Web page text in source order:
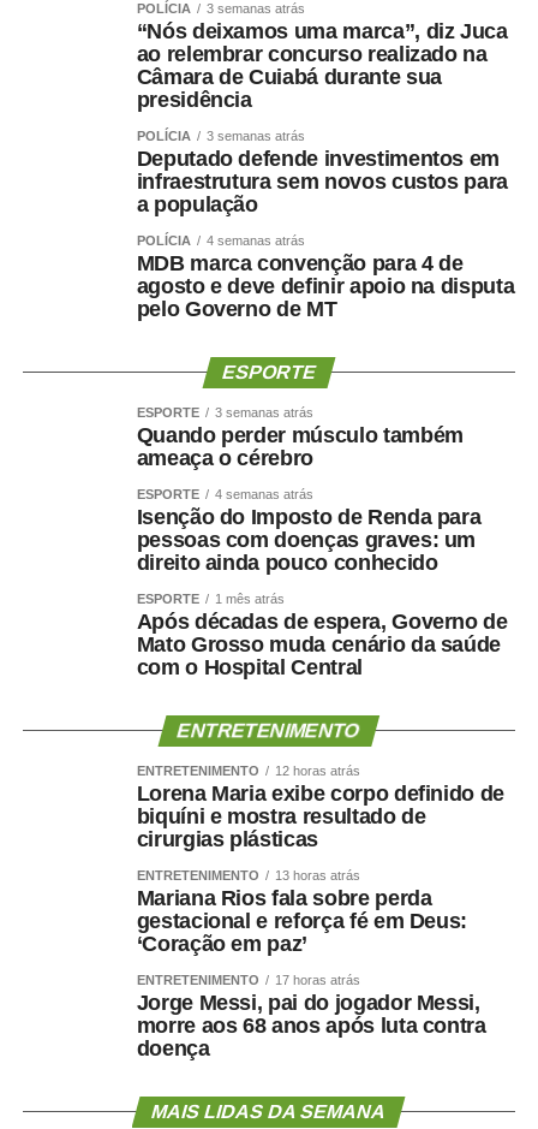
POLÍCIA 3 semanas atrás
“Nós deixamos uma marca”, diz Juca
ao relembrar concurso realizado na
Câmara de Cuiabá durante sua
presidência
POLÍCIA 3 semanas atrás
Deputado defende investimentos em
infraestrutura sem novos custos para
a população
POLÍCIA 4 semanas atrás
MDB marca convenção para 4 de
agosto e deve definir apoio na disputa
pelo Governo de MT
ESPORTE
ESPORTE 3 semanas atrás
Quando perder músculo também
ameaça o cérebro
ESPORTE 4 semanas atrás
Isenção do Imposto de Renda para
pessoas com doenças graves: um
direito ainda pouco conhecido
ESPORTE 1 mês atrás
Após décadas de espera, Governo de
Mato Grosso muda cenário da saúde
com o Hospital Central
ENTRETENIMENTO
ENTRETENIMENTO 12 horas atrás
Lorena Maria exibe corpo definido de
biquíni e mostra resultado de
cirurgias plásticas
ENTRETENIMENTO 13 horas atrás
Mariana Rios fala sobre perda
gestacional e reforça fé em Deus:
‘Coração em paz’
ENTRETENIMENTO 17 horas atrás
Jorge Messi, pai do jogador Messi,
morre aos 68 anos após luta contra
doença
MAIS LIDAS DA SEMANA